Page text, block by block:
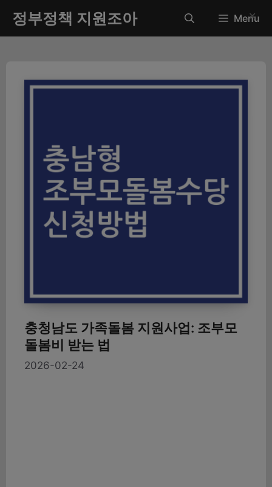
츠
정부정책 지원조아 Menu
충청남도 가족돌봄 지원사업: 조부모
돌봄비 받는 법
2026-02-24
✕